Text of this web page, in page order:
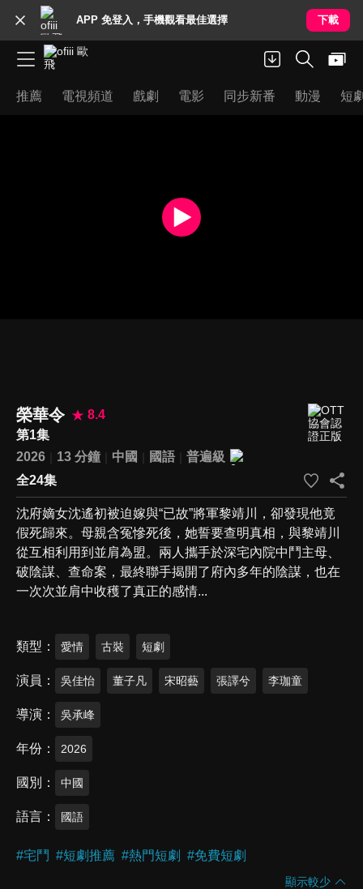
APP 免登入，手機觀看最佳選擇 下載
推薦 電視頻道 戲劇 電影 同步新番 動漫 短
榮華令
8.4
第1集
2026
13 分鐘 中國 國語
普遍級
全24集
沈府嫡女沈遙初被迫嫁與“已故”將軍黎靖川，卻發現他竟
假死歸來。母親含冤慘死後，她誓要查明真相，與黎靖川
從互相利用到並肩為盟。兩人攜手於深宅內院中鬥主母、
破陰謀、查命案，最終聯手揭開了府內多年的陰謀，也在
一次次並肩中收穫了真正的感情...
類型 愛情 古裝 短劇
演員 吳佳怡 董子凡 宋昭藝 張譯兮 李珈童
導演 吳承峰
年份 2026
國別 中國
語言 國語
#宅鬥 #短劇推薦 #熱門短劇 #免費短劇
顯示較少